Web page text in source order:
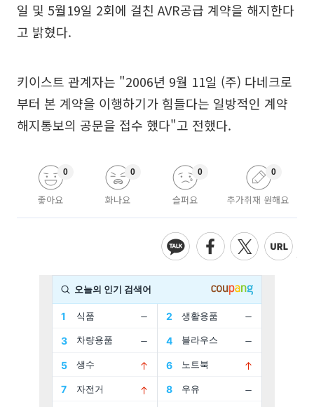
일 및 5월19일 2회에 걸친 AVR공급 계약을 해지한다
고 밝혔다.
키이스트 관계자는 "2006년 9월 11일 (주) 다네크로
부터 본 계약을 이행하기가 힘들다는 일방적인 계약
해지통보의 공문을 접수 했다"고 전했다.
좋아요
0
화나요
0
슬퍼요
0
추가취재 원해요
0